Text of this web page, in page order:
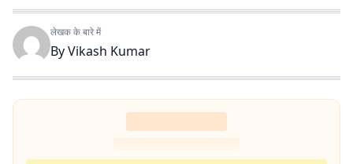
लेखक के बारे में
ByVikash Kumar